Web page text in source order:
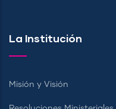
La Institución
Misión y Visión